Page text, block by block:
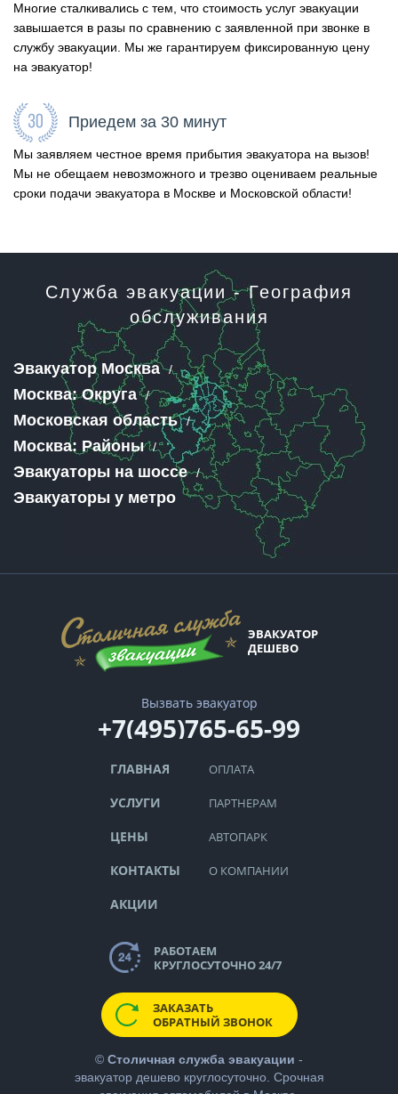
Многие сталкивались с тем, что стоимость услуг эвакуации
завышается в разы по сравнению с заявленной при звонке в
службу эвакуации. Мы же гарантируем фиксированную цену
на эвакуатор!
Приедем за 30 минут
Мы заявляем честное время прибытия эвакуатора на вызов!
Мы не обещаем невозможного и трезво оцениваем реальные
сроки подачи эвакуатора в Москве и Московской области!
Служба эвакуации - География
обслуживания
Эвакуатор Москва
Москва: Округа
Московская область
Москва: Районы
Эвакуаторы на шоссе
Эвакуаторы у метро
ЭВАКУАТОР
ДЕШЕВО
Вызвать эвакуатор
+7(495)765-65-99
ГЛАВНАЯ
УСЛУГИ
ЦЕНЫ
КОНТАКТЫ
АКЦИИ
ОПЛАТА
ПАРТНЕРАМ
АВТОПАРК
О КОМПАНИИ
РАБОТАЕМ
КРУГЛОСУТОЧНО 24/7
ЗАКАЗАТЬ
ОБРАТНЫЙ ЗВОНОК
© Столичная служба эвакуации -
эвакуатор дешевокруглосуточно. Срочная